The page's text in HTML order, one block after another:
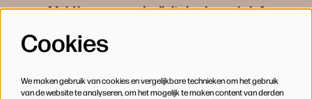
Meld je aan voor de digitale nieuwsbrief
Cookies
We maken gebruik van cookies en vergelijkbare technieken om het gebruik
van de website te analyseren, om het mogelijk te maken content van derden